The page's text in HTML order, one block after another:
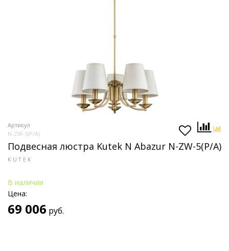
Артикул
N-ZW-5(P/A)
Подвесная люстра Kutek N Abazur N-ZW-5(P/A)
KUTEK
В наличии
Цена:
69 006 руб.